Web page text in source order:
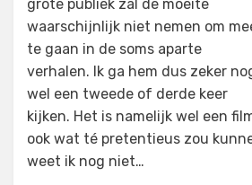
grote publiek zal de moeite
waarschijnlijk niet nemen om
te gaan in de soms aparte
verhalen. Ik ga hem dus zeker
wel een tweede of derde keer
kijken. Het is namelijk wel een
ook wat té pretentieus zou
weet ik nog niet…